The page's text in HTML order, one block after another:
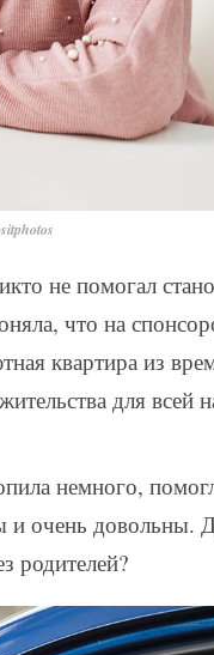
не помогал
что на
квартира из
для всей
немного,
и очень довольны.
родителей?